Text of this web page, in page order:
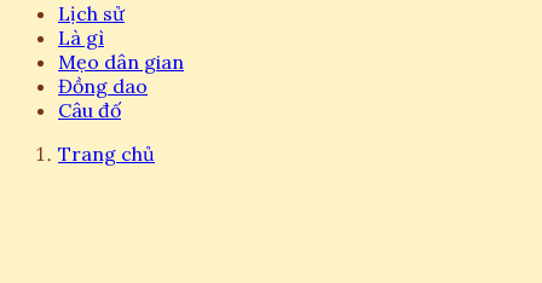
Lịch sử
Là gì
Mẹo dân gian
Đồng dao
Câu đố
Trang chủ